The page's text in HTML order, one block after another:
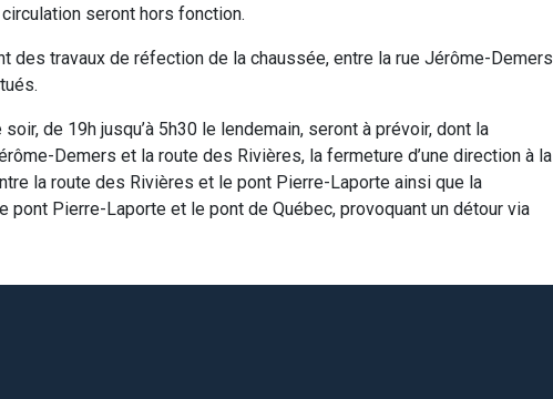
seront hors fonction.
des travaux de réfection de la chaussée, entre la rue Jérôme-Demers
de 19h jusqu’à 5h30 le lendemain, seront à prévoir, dont la
Demers et la route des Rivières, la fermeture d’une direction à la
la route des Rivières et le pont Pierre-Laporte ainsi que la
Pierre-Laporte et le pont de Québec, provoquant un détour via